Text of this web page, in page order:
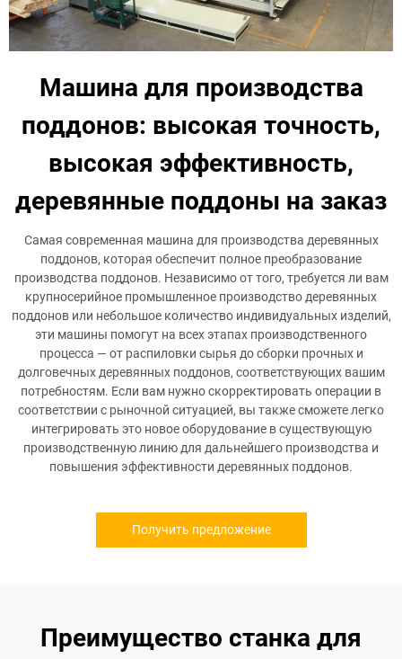
Машина для производства
поддонов: высокая точность,
высокая эффективность,
деревянные поддоны на заказ
Самая современная машина для производства деревянных
поддонов, которая обеспечит полное преобразование
производства поддонов. Независимо от того, требуется ли вам
крупносерийное промышленное производство деревянных
поддонов или небольшое количество индивидуальных изделий,
эти машины помогут на всех этапах производственного
процесса — от распиловки сырья до сборки прочных и
долговечных деревянных поддонов, соответствующих вашим
потребностям. Если вам нужно скорректировать операции в
соответствии с рыночной ситуацией, вы также сможете легко
интегрировать это новое оборудование в существующую
производственную линию для дальнейшего производства и
повышения эффективности деревянных поддонов.
Получить предложение
Преимущество станка для